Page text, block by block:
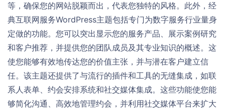
等，确保您的网站脱颖而出，代表您独特的风格。此外，经
典互联网服务WordPress主题包括专门为数字服务行业量身
定做的功能。您可以突出显示您的服务产品、展示案例研究
和客户推荐，并提供您的团队成员及其专业知识的概述。这
使您能够有效地传达您的价值主张，并与潜在客户建立信
任。该主题还提供了与流行的插件和工具的无缝集成，如联
系人表单、约会安排系统和社交媒体集成。这些功能使您能
够简化沟通、高效地管理约会，并利用社交媒体平台来扩大